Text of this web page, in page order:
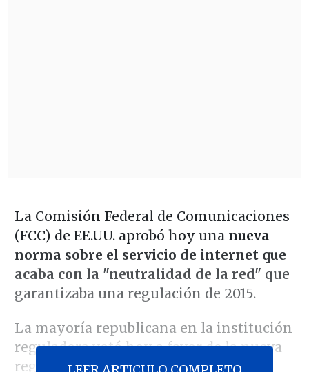
La Comisión Federal de Comunicaciones
(FCC) de EE.UU. aprobó hoy una nueva
norma sobre el servicio de internet que
acaba con la "neutralidad de la red" que
garantizaba una regulación de 2015.
La mayoría republicana en la institución
reguladora votó hoy a favor de la nueva
regla que deroga el principio de